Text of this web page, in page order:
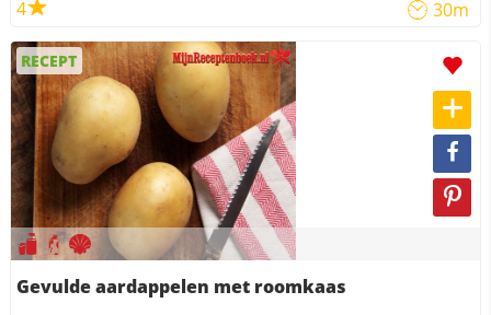
4 30m
RECEPT
Gevulde aardappelen met roomkaas